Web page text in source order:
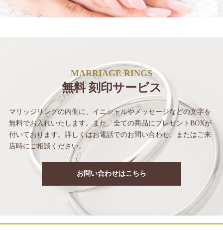
MARRIAGE RINGS
無料 刻印サービス
マリッジリングの内側に、イニシャルやメッセージなどの文字を
無料でお入れいたします。また、全ての商品にプレゼントBOXが
付いております。詳しくはお電話でのお問い合わせ、
またはご来
店時にご相談ください。
お問い合わせはこちら